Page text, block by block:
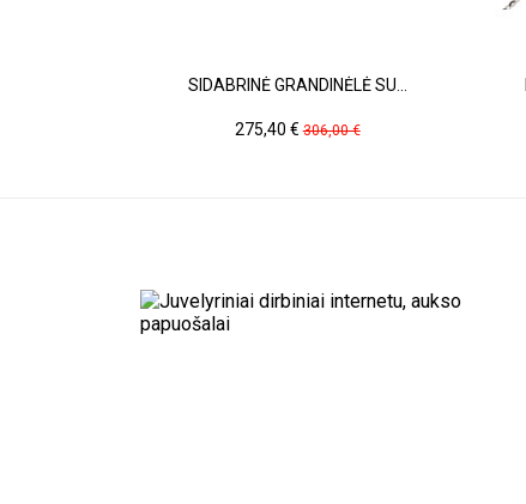
SIDABRINĖ GRANDINĖLĖ SU...
Kaina
275,40 €Pradinė
kaina
306,00 €